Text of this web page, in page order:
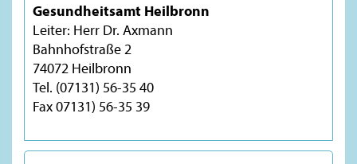
Gesundheitsamt Heilbronn
Leiter: Herr Dr. Axmann
Bahnhofstraße 2
74072 Heilbronn
Tel. (07131) 56-35 40
Fax 07131) 56-35 39